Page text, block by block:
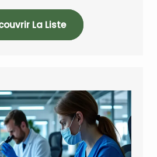
La Liste